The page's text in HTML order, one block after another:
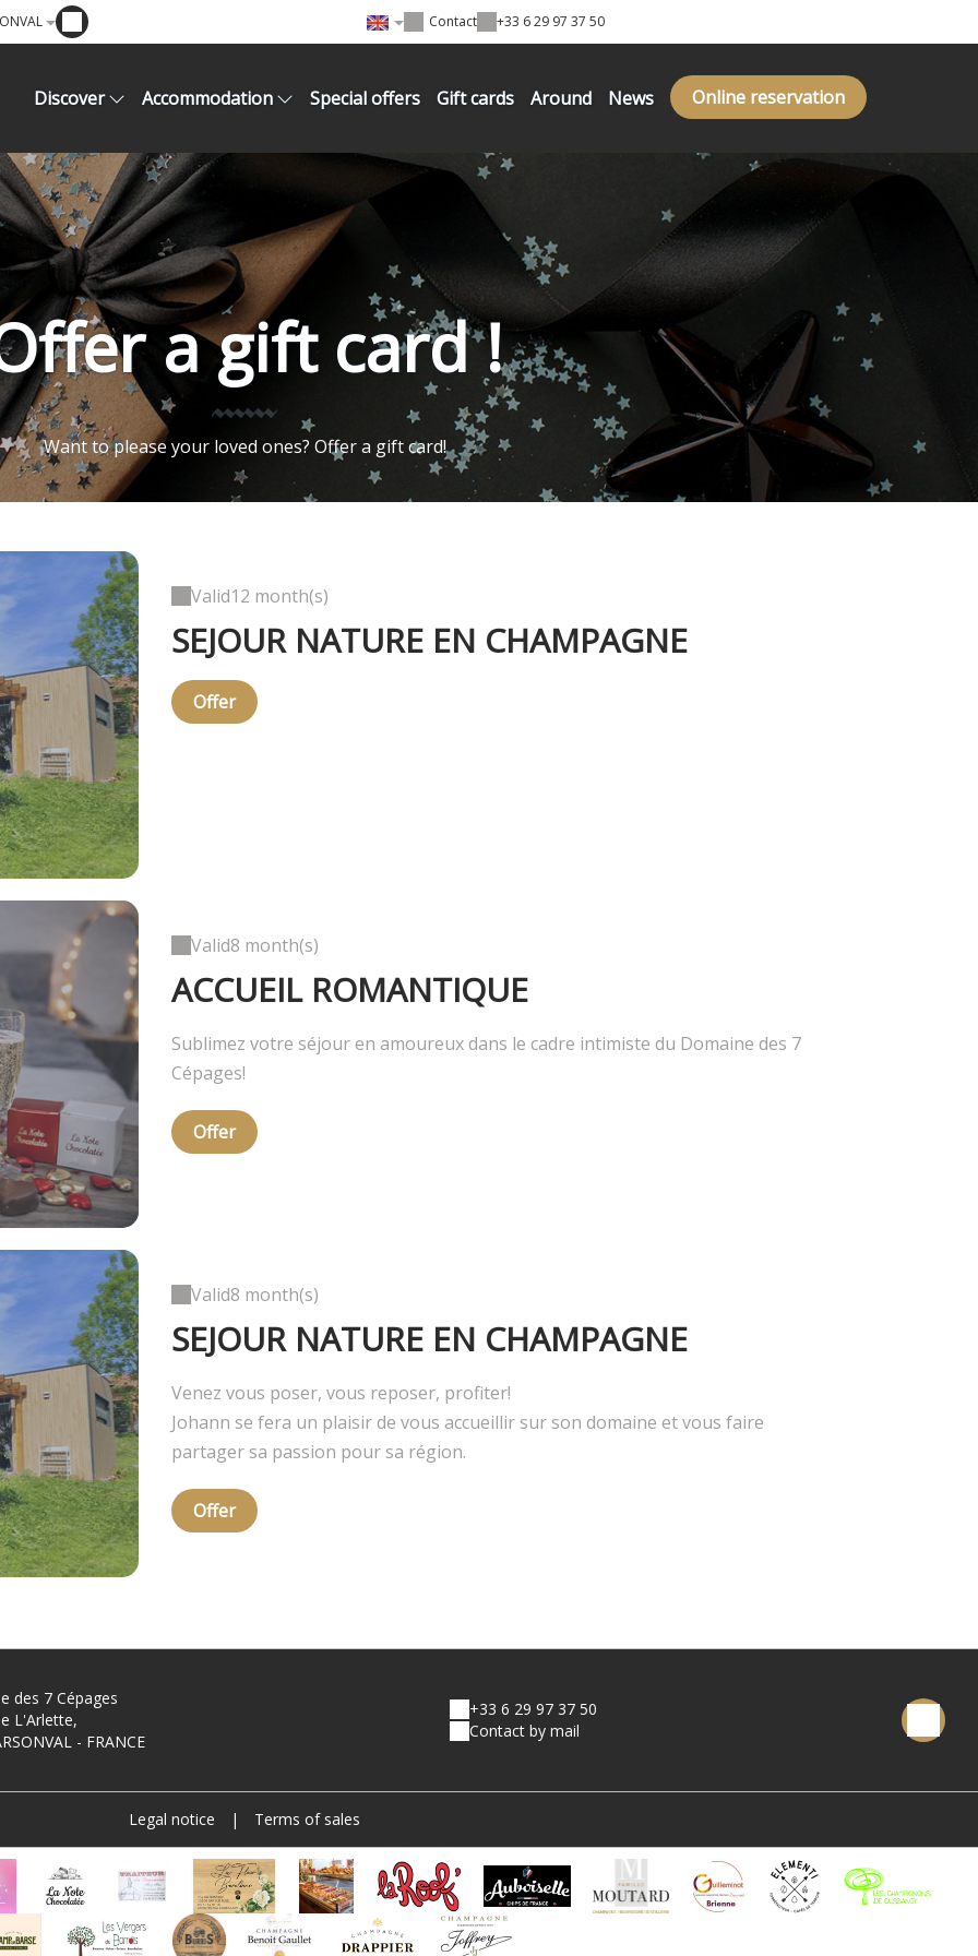
Contact +33 6 29 97 37 50
Discover Accommodation Special offers Gift cards Around News Online reservation
a gift card !
Want to please your loved ones? Offer a gift card!
Valid12 month(s)
SEJOUR NATURE EN CHAMPAGNE
Offer
Valid8 month(s)
ACCUEIL ROMANTIQUE
Sublimez votre séjour en amoureux dans le cadre intimiste du Domaine des 7
Cépages!
Offer
Valid8 month(s)
SEJOUR NATURE EN CHAMPAGNE
Venez vous poser, vous reposer, profiter!
Johann se fera un plaisir de vous accueillir sur son domaine et vous faire
partager sa passion pour sa région.
Offer
des 7 Cépages
L'Arlette,
- FRANCE
+33 6 29 97 37 50
Contact by mail
Legal notice | Terms of sales